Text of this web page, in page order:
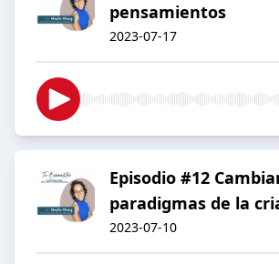
pensamientos
2023-07-17
Episodio #12
paradigmas de la
2023-07-10